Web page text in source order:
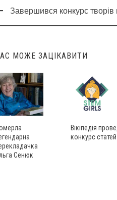
Завершився конкурс творів
МОЖЕ ЗАЦІКАВИТИ
Сенюк
Вікіпедія
конкурс статей